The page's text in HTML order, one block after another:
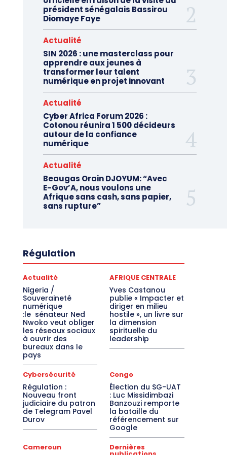
président sénégalais Bassirou
Diomaye Faye
Actualité
SIN 2026 : une masterclass pour
apprendre aux jeunes à
transformer leur talent
numérique en projet innovant
Actualité
Cyber Africa Forum 2026 :
Cotonou réunira 1 500 décideurs
autour de la confiance
numérique
Actualité
Beaugas Orain DJOYUM: “Avec
E-Gov’A, nous voulons une
Afrique sans cash, sans papier,
sans rupture”
Régulation
Actualité
Nigeria /
Souveraineté
numérique
:le sénateur Ned
Nwoko veut obliger
les réseaux sociaux
à ouvrir des
bureaux dans le
pays
AFRIQUE CENTRALE
Yves Castanou
publie « Impacter et
diriger en milieu
hostile », un livre sur
la dimension
spirituelle du
leadership
Cybersécurité
Régulation :
Nouveau front
judiciaire du patron
de Telegram Pavel
Durov
Congo
Élection du SG-UAT
: Luc Missidimbazi
Banzouzi remporte
la bataille du
référencement sur
Google
Cameroun Dernières